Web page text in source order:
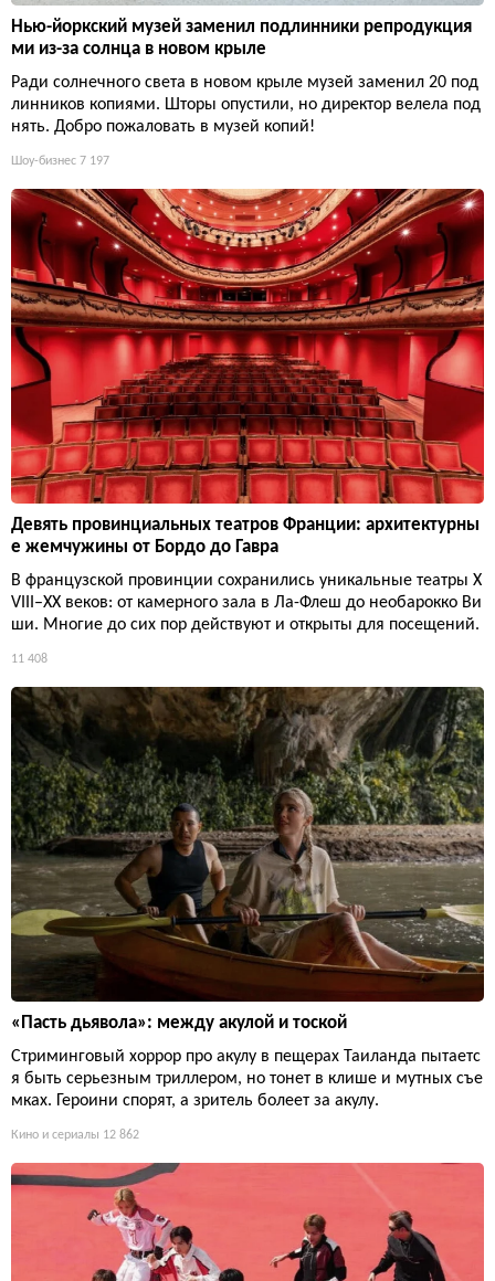
Нью-йоркский музей заменил подлинники репродукция
ми из-за солнца в новом крыле
Ради солнечного света в новом крыле музей заменил 20 под
линников копиями. Шторы опустили, но директор велела под
нять. Добро пожаловать в музей копий!
Шоу-бизнес 7 197
Девять провинциальных театров Франции: архитектурны
е жемчужины от Бордо до Гавра
В французской провинции сохранились уникальные театры X
VIII–XX веков: от камерного зала в Ла-Флеш до необарокко Ви
ши. Многие до сих пор действуют и открыты для посещений.
11 408
«Пасть дьявола»: между акулой и тоской
Стриминговый хоррор про акулу в пещерах Таиланда пытаетс
я быть серьезным триллером, но тонет в клише и мутных съе
мках. Героини спорят, а зритель болеет за акулу.
Кино и сериалы 12 862